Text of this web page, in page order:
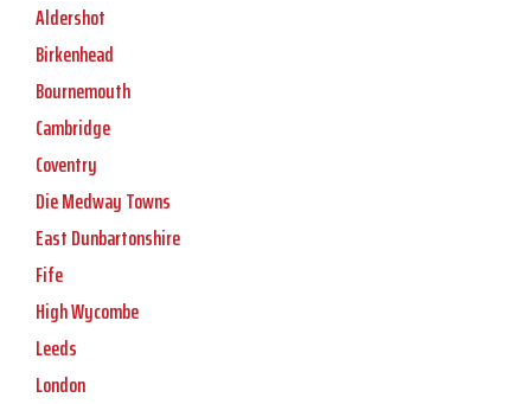
Aldershot
Birkenhead
Bournemouth
Cambridge
Coventry
Die Medway Towns
East Dunbartonshire
Fife
High Wycombe
Leeds
London